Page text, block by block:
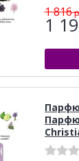
1 816
1